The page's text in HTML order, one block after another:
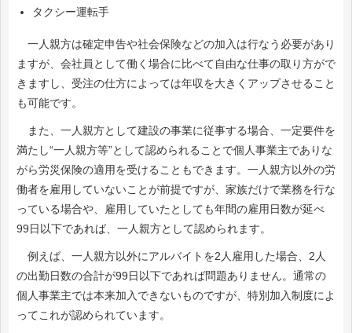
タクシー運転手
一人親方は確定申告や社会保険などの加入は行なう必要があり
ますが、会社員として働く場合に比べて自由な仕事の取り方がで
きますし、受注の仕方によっては年収を大きくアップさせること
も可能です。
また、一人親方として建設の事業に従事する場合、一定要件を
満たし“一人親方等”として認められることで個人事業主でありな
がら労災保険の適用を受けることもできます。一人親方以外の労
働者を雇用していないことが前提ですが、家族だけで業務を行な
っている場合や、雇用していたとしても年間の雇用日数が延べ
99日以下であれば、一人親方として認められます。
例えば、一人親方以外にアルバイトを2人雇用した場合、2人
の出勤日数の合計が99日以下であれば問題ありません。通常の
個人事業主では本来加入できないものですが、特別加入制度によ
ってこれが認められています。